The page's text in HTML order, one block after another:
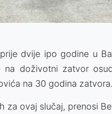
dvije ipo godine u
doživotni zatvor
na 30 godina zatvora.
za ovaj slučaj, prenosi